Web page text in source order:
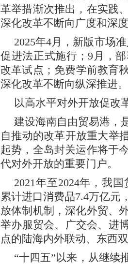
革举措渐次推出，在实践
深化改革不断向广度和深度
2025年4月，新版市场
促进法正式施行；9月，
改革试点；免费学前教育
深化改革不断向纵深推进。
以高水平对外开放促
建设海南自由贸易港，
自推动的改革开放重大举
起势，全岛封关运作将于
代对外开放的重要门户。
2021年至2024年，我
累计进口消费品7.4万亿元
放体制机制，深化外贸、
举办服贸会、广交会、进
点的陆海内外联动、东西
“十四五”以来，从继续